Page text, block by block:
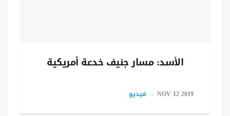
الأسد: مسار جنيف خدعة أمريكية
NOV 12 2019 فيديو